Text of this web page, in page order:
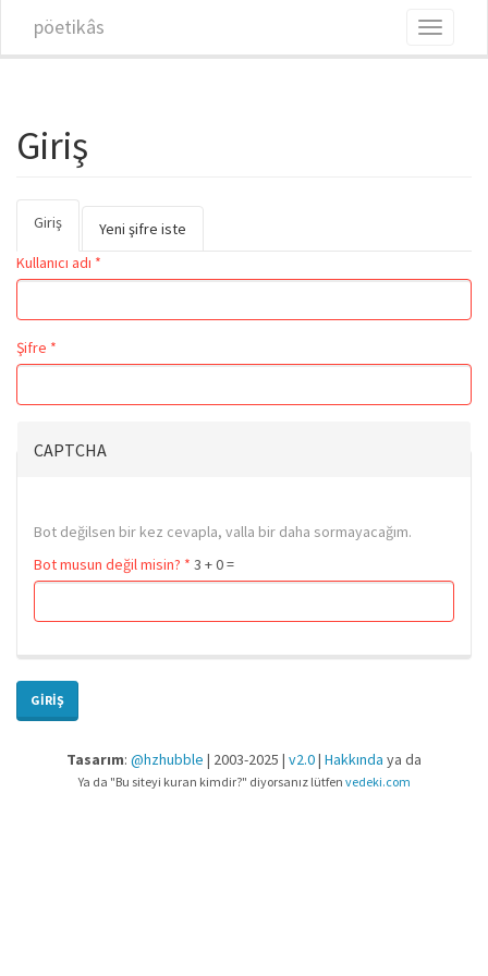
pöetikâs
Toggle
Giriş
Birincil sekmeler
Giriş
Yeni şifre iste
Kullanıcı adı *
Şifre *
CAPTCHA
Bot değilsen bir kez cevapla, valla bir daha sormayacağım.
Bot musun değil misin? * 3 + 0 =
GIRIŞ
Tasarım: @hzhubble | 2003-2025 | v2.0| Hakkında ya da
Ya da "Bu siteyi kuran kimdir?" diyorsanız lütfen vedeki.com